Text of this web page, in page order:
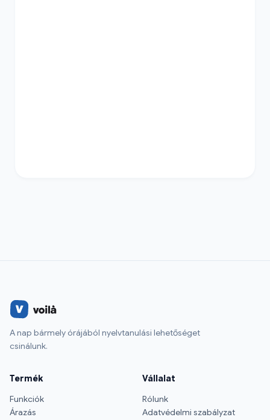
A nap bármely órájából nyelvtanulási lehetőséget
csinálunk.
Termék
Funkciók
Árazás
Vállalat
Rólunk
Adatvédelmi szabályzat